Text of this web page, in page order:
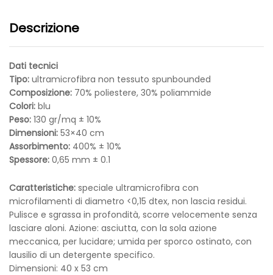
Descrizione
Dati tecnici
Tipo: ultramicrofibra non tessuto spunbounded
Composizione: 70% poliestere, 30% poliammide
Colori: blu
Peso: 130 gr/mq ± 10%
Dimensioni: 53×40 cm
Assorbimento: 400% ± 10%
Spessore: 0,65 mm ± 0.1
Caratteristiche: speciale ultramicrofibra con
microfilamenti di diametro <0,15 dtex, non lascia residui.
Pulisce e sgrassa in profondità, scorre velocemente senza
lasciare aloni. Azione: asciutta, con la sola azione
meccanica, per lucidare; umida per sporco ostinato, con
lausilio di un detergente specifico.
Dimensioni: 40 x 53 cm